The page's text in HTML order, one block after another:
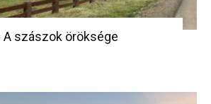
A szászok öröksége